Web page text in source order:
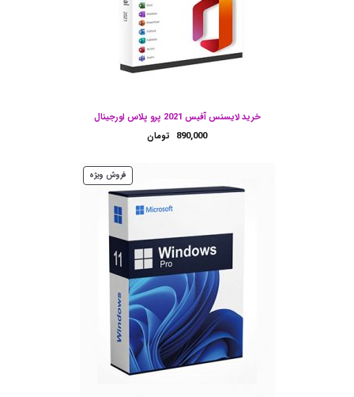
خرید لایسنس آفیس 2021 پرو پلاس اورجینال
890,000 تومان
فروش ویژه
تخفیف